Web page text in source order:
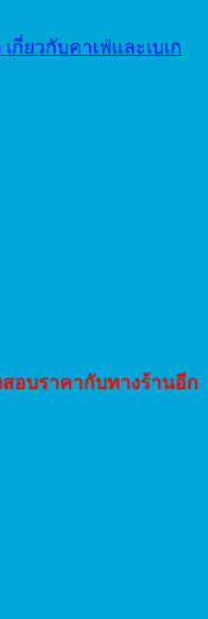
กี่ยวกับคาเฟ่และเบเก
อบราคากับทางร้านอีก